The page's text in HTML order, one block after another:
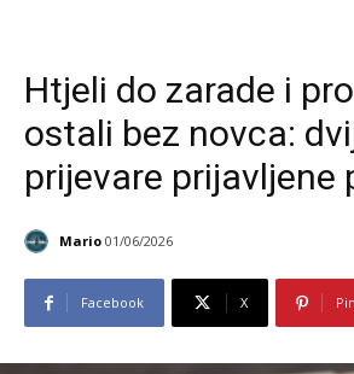
Htjeli do zarade i
ostali bez novca:
prijevare prijavljene
Mario 01/06/2026
Facebook X